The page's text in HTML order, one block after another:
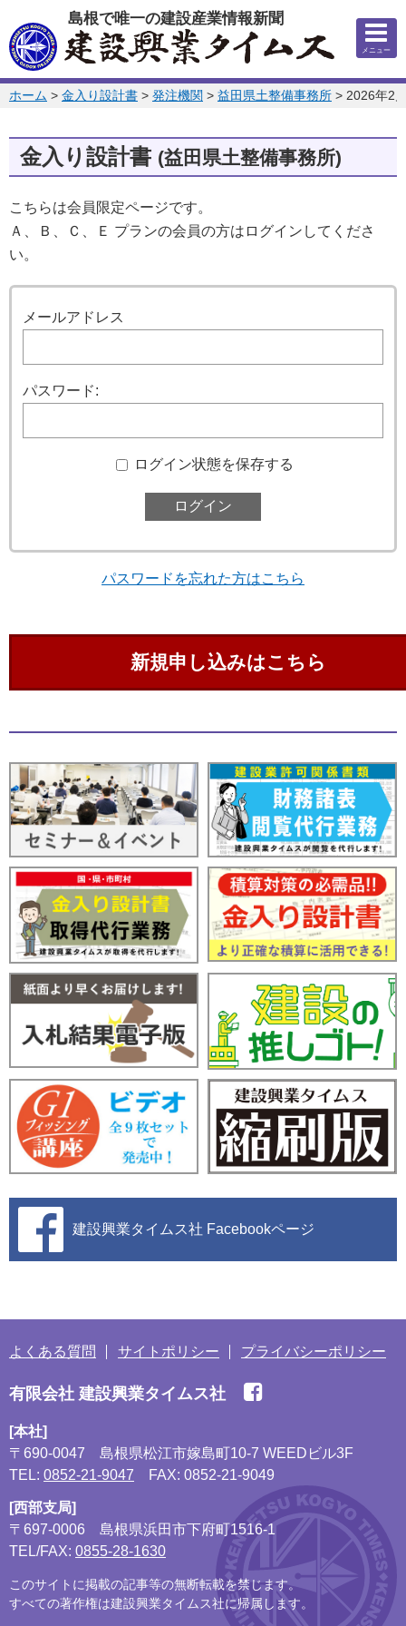
このページの本文へ
島根で唯一の建設産業情報新聞
メニュー
このページの位置:
ホーム > 金入り設計書 > 発注機関 > 益田県土整備事務所 > 2026年2
金入り設計書 (益田県土整備事務所)
こちらは会員限定ページです。
Ａ、Ｂ、Ｃ、Ｅ プランの会員の方はログインしてくださ
い。
メールアドレス
パスワード:
ログイン状態を保存する
パスワードを忘れた方はこちら
新規申し込みはこちら
建設興業タイムス社 Facebookページ
よくある質問 サイトポリシー プライバシーポリシー
有限会社 建設興業タイムス社
[本社]
〒690-0047
島根県松江市嫁島町10-7 WEEDビル3F
TEL: 0852-21-9047 FAX: 0852-21-9049
[西部支局]
〒697-0006
島根県浜田市下府町1516-1
TEL/FAX: 0855-28-1630
このサイトに掲載の記事等の無断転載を禁じます。
すべての著作権は建設興業タイムス社に帰属します。